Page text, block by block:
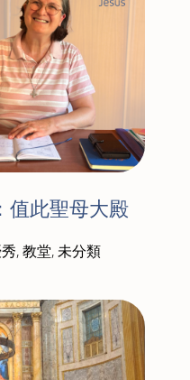
值此聖母大殿
,教堂,未分類